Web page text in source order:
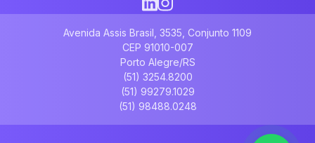
Avenida Assis Brasil, 3535, Conjunto 1109
CEP 91010-007
Porto Alegre/RS
(51) 3254.8200
(51) 99279.1029
(51) 98488.0248